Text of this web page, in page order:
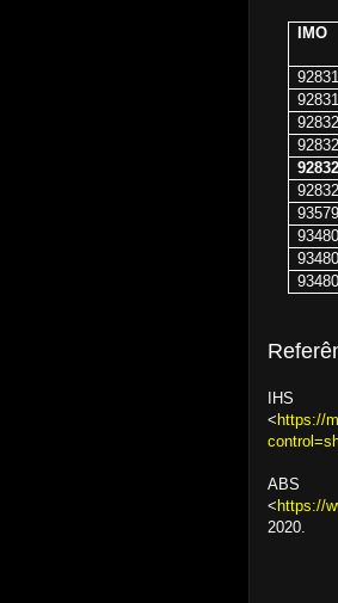
IMO
IHS
< https://
ABS
< https://
2020.